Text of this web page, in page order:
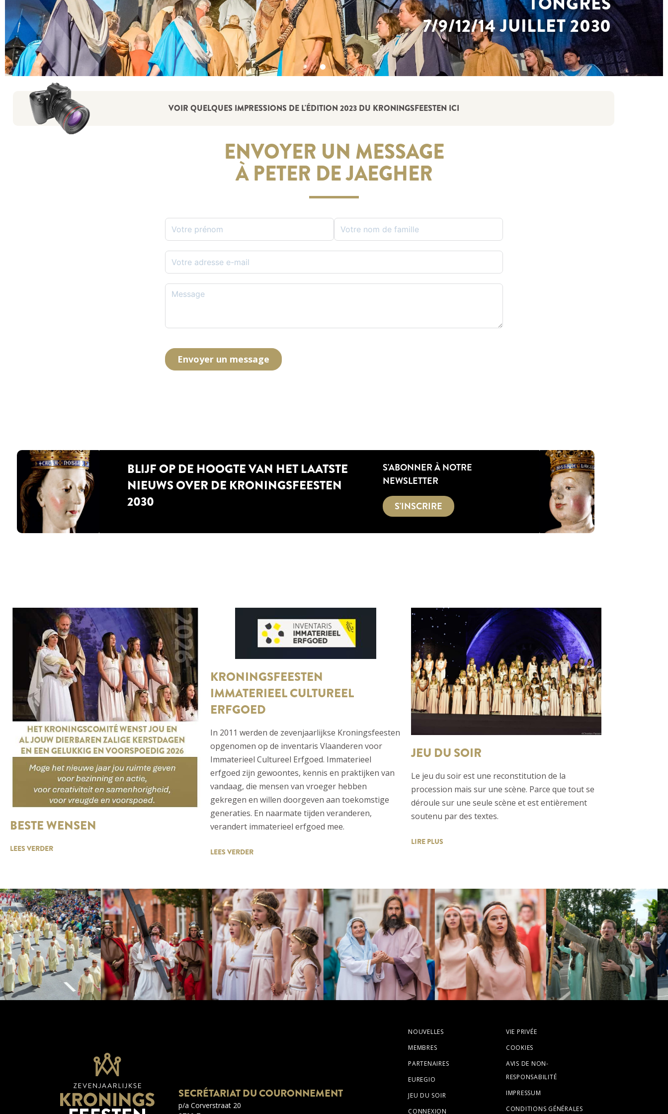
7/9/12/14 JUILLET 2030
VOIR QUELQUES IMPRESSIONS DE L'ÉDITION 2023 DU KRONINGSFEESTEN ICI
ENVOYER UN MESSAGE
À PETER DE JAEGHER
Envoyer un message
BLIJF OP DE HOOGTE VAN HET LAATSTE
NIEUWS OVER DE KRONINGSFEESTEN
2030
S'ABONNER À NOTRE
NEWSLETTER
S'INSCRIRE
BESTE WENSEN
LEES VERDER
KRONINGSFEESTEN
IMMATERIEEL CULTUREEL
ERFGOED
In 2011 werden de zevenjaarlijkse Kroningsfeesten
opgenomen op de inventaris Vlaanderen voor
Immaterieel Cultureel Erfgoed. Immaterieel
erfgoed zijn gewoontes, kennis en praktijken van
vandaag, die mensen van vroeger hebben
gekregen en willen doorgeven aan toekomstige
generaties. En naarmate tijden veranderen,
verandert immaterieel erfgoed mee.
LEES VERDER
JEU DU SOIR
Le jeu du soir est une reconstitution de la
procession mais sur une scène. Parce que tout se
déroule sur une seule scène et est entièrement
soutenu par des textes.
LIRE PLUS
SECRÉTARIAT DU COURONNEMENT
p/a Corverstraat 20
NOUVELLES
MEMBRES
PARTENAIRES
EUREGIO
JEU DU SOIR
CONNEXION
VIE PRIVÉE
COOKIES
AVIS DE NON-
RESPONSABILITÉ
IMPRESSUM
CONDITIONS GÉNÉRALES